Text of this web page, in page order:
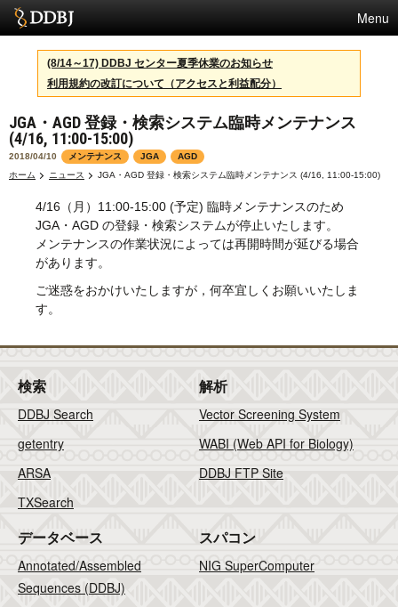
Menu
サービス
スパコン
統計
活動
利用規約
問合せ
(8/14～17) DDBJ センター夏季休業のお知らせ
利用規約の改訂について（アクセスと利益配分）
JGA・AGD 登録・検索システム臨時メンテナンス
(4/16, 11:00-15:00)
2018/04/10 メンテナンス JGA
AGD
ホーム
ニュース JGA・AGD 登録・検索システム臨時メンテナンス (4/16, 11:00-15:00)
4/16（月）11:00-15:00 (予定) 臨時メンテナンスのため
JGA・AGD の登録・検索システムが停止いたします。
メンテナンスの作業状況によっては再開時間が延びる場合
があります。
ご迷惑をおかけいたしますが，何卒宜しくお願いいたしま
す。
検索
DDBJ Search
getentry
ARSA
TXSearch
解析
Vector Screening System
WABI (Web API for Biology)
DDBJ FTP Site
データベース
Annotated/Assembled
Sequences (DDBJ)
スパコン
NIG SuperComputer